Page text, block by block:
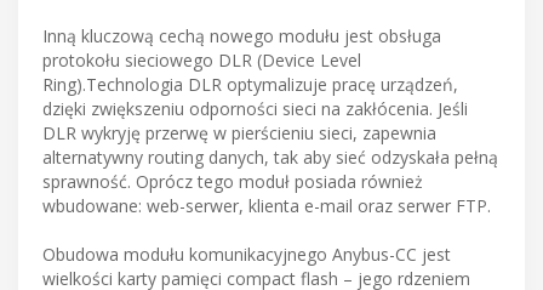
Inną kluczową cechą nowego modułu jest obsługa
protokołu sieciowego DLR (Device Level
Ring).Technologia DLR optymalizuje pracę urządzeń,
dzięki zwiększeniu odporności sieci na zakłócenia. Jeśli
DLR wykryję przerwę w pierścieniu sieci, zapewnia
alternatywny routing danych, tak aby sieć odzyskała pełną
sprawność. Oprócz tego moduł posiada również
wbudowane: web-serwer, klienta e-mail oraz serwer FTP.
Obudowa modułu komunikacyjnego Anybus-CC jest
wielkości karty pamięci compact flash – jego rdzeniem